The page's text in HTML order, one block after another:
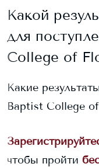
Какой
для
College of
Какие
Baptist College
чтобы пройти